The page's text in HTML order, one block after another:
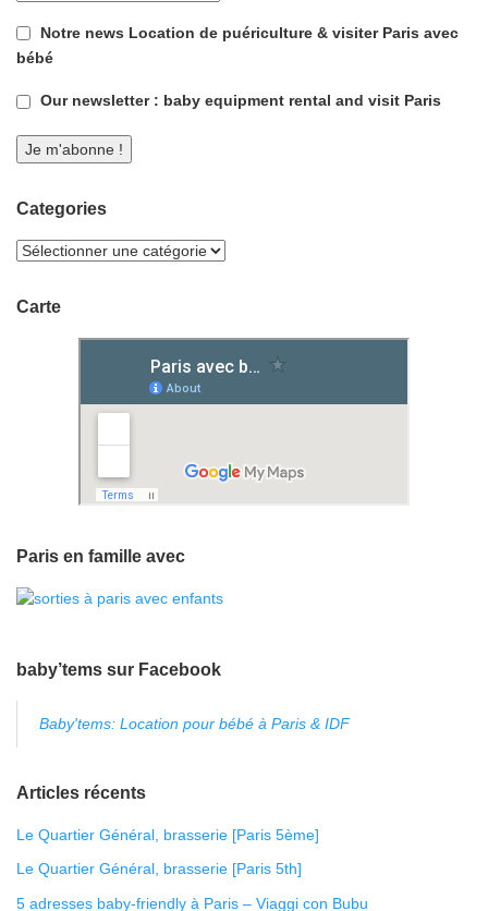
Notre news Location de puériculture & visiter Paris avec
bébé
Our newsletter : baby equipment rental and visit Paris
Categories
Carte
Paris en famille avec
baby’tems sur Facebook
Baby'tems: Location pour bébé à Paris & IDF
Articles récents
Le Quartier Général, brasserie [Paris 5ème]
Le Quartier Général, brasserie [Paris 5th]
5 adresses baby-friendly à Paris – Viaggi con Bubu